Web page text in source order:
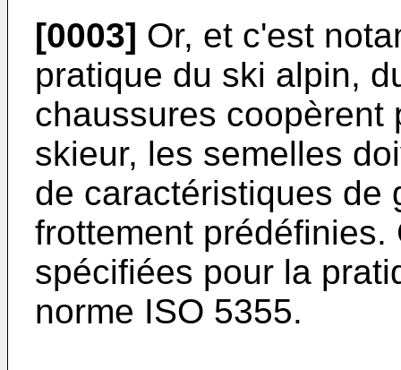
[0003] Or, et c'est
pratique du ski alpin,
chaussures coopèrent
skieur, les semelles
de caractéristiques de
frottement
spécifiées pour la
norme ISO 5355.